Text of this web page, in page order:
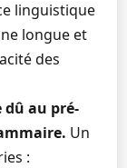
linguistique
longue et
des
dû au pré-
Un
: